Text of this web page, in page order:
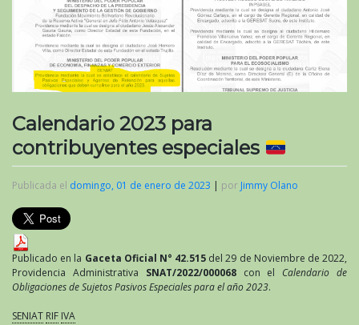
Calendario 2023 para
contribuyentes especiales
Publicada el domingo, 01 de enero de 2023 por Jimmy Olano
Publicado en la Gaceta Oficial N° 42.515 del 29 de Noviembre de 2022,
Providencia Administrativa SNAT/2022/000068con el Calendario de
Obligaciones de Sujetos Pasivos Especiales para el año 2023.
SENIAT RIF IVA